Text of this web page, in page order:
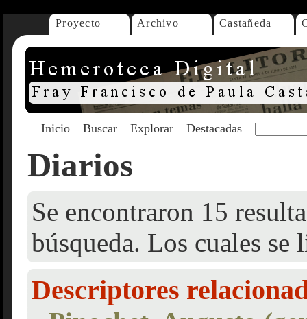
Proyecto Archivo Castañeda
Inicio Buscar Explorar Destacadas
Diarios
Se encontraron 15
búsqueda. Los cuales se
Descriptores